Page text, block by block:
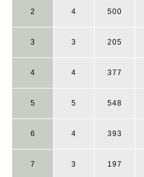
2 4 500
3 3 205
4 4 377
5 5 548
6 4 393
7 3 197